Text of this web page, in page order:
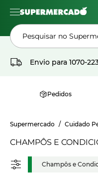
Pesquisar no
Envio para 1070-
Pedidos
Supermercado Cuidado
CHAMPÔS E
Champôs e